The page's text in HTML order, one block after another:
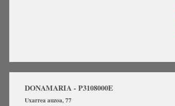
DONAMARIA - P3108000E
Uxarrea auzoa, 77